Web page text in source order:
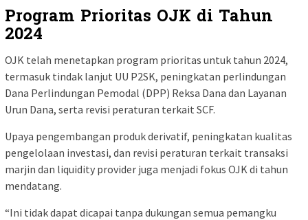
Program Prioritas OJK di Tahun
2024
OJK telah menetapkan program prioritas untuk tahun 2024,
termasuk tindak lanjut UU P2SK, peningkatan perlindungan
Dana Perlindungan Pemodal (DPP) Reksa Dana dan Layanan
Urun Dana, serta revisi peraturan terkait SCF.
Upaya pengembangan produk derivatif, peningkatan kualitas
pengelolaan investasi, dan revisi peraturan terkait transaksi
marjin dan liquidity provider juga menjadi fokus OJK di tahun
mendatang.
“Ini tidak dapat dicapai tanpa dukungan semua pemangku